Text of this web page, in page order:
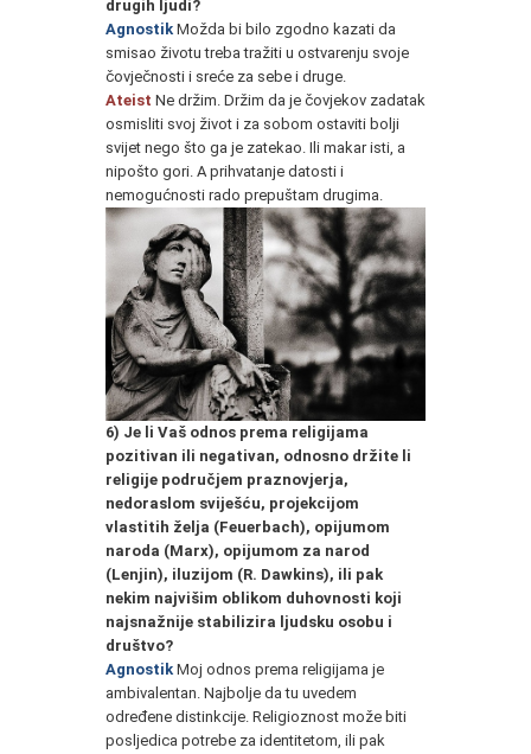
drugih ljudi?
Agnostik Možda bi bilo zgodno kazati da
smisao životu treba tražiti u ostvarenju svoje
čovječnosti i sreće za sebe i druge.
Ateist Ne držim. Držim da je čovjekov zadatak
osmisliti svoj život i za sobom ostaviti bolji
svijet nego što ga je zatekao. Ili makar isti, a
nipošto gori. A prihvatanje datosti i
nemogućnosti rado prepuštam drugima.
6) Je li Vaš odnos prema religijama
pozitivan ili negativan, odnosno držite li
religije područjem praznovjerja,
nedoraslom sviješću, projekcijom
vlastitih želja (Feuerbach), opijumom
naroda (Marx), opijumom za narod
(Lenjin), iluzijom (R. Dawkins), ili pak
nekim najvišim oblikom duhovnosti koji
najsnažnije stabilizira ljudsku osobu i
društvo?
Agnostik Moj odnos prema religijama je
ambivalentan. Najbolje da tu uvedem
određene distinkcije. Religioznost može biti
posljedica potrebe za identitetom, ili pak